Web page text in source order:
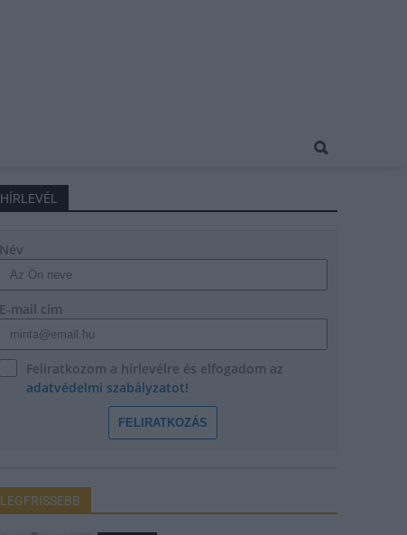
HÍRLEVÉL
Név
E-mail cím
Feliratkozom a hírlevélre és elfogadom az
adatvédelmi szabályzatot!
FELIRATKOZÁS
LEGFRISSEBB